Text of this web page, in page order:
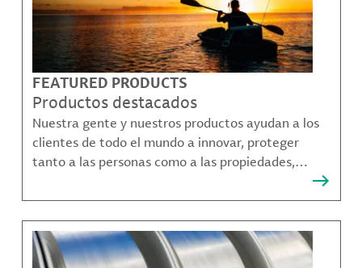
FEATURED PRODUCTS
Productos destacados
Nuestra gente y nuestros productos ayudan a los
clientes de todo el mundo a innovar, proteger
tanto a las personas como a las propiedades,
sostenibles de moverse, comunicarse y prosperar.